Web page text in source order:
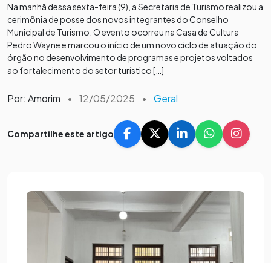
Na manhã dessa sexta-feira (9), a Secretaria de Turismo realizou a
cerimônia de posse dos novos integrantes do Conselho
Municipal de Turismo. O evento ocorreu na Casa de Cultura
Pedro Wayne e marcou o início de um novo ciclo de atuação do
órgão no desenvolvimento de programas e projetos voltados
ao fortalecimento do setor turístico […]
Por: Amorim • 12/05/2025 • Geral
Compartilhe este artigo